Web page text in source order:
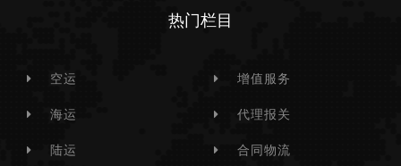
热门栏目
空运
海运
陆运
增值服务
代理报关
合同物流